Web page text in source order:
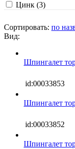
Цинк (3)
Сортировать: по
Вид:
Шпингалет
id:00033853
Шпингалет
id:00033852
Шпингалет